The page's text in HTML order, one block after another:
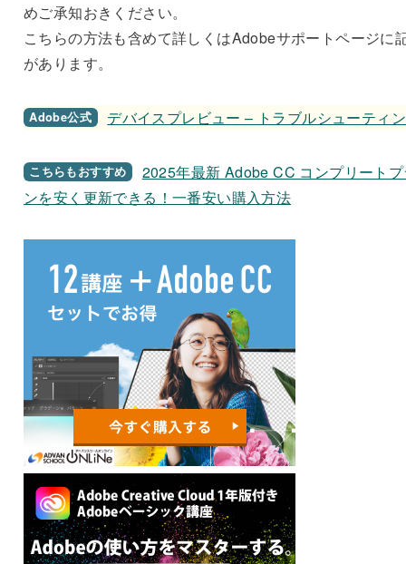
めご承知おきください。
こちらの方法も含めて詳しくはAdobeサポートページに
があります。
Adobe公式 デバイスプレビュー – トラブルシューティ
こちらもおすすめ
2025年最新 Adobe CC コンプリート
ンを安く更新できる！一番安い購入方法